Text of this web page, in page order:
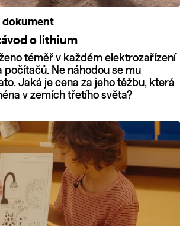
dokument
o lithium
téměř v každém elektrozařízení
počítačů. Ne náhodou se mu
Jaká je cena za jeho těžbu, která
v zemích třetího světa?